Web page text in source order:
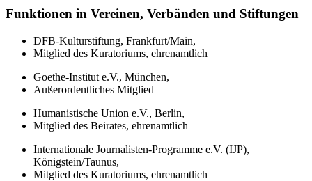
Funktionen in Vereinen, Verbänden und Stiftungen
DFB-Kulturstiftung, Frankfurt/Main,
Mitglied des Kuratoriums, ehrenamtlich
Goethe-Institut e.V., München,
Außerordentliches Mitglied
Humanistische Union e.V., Berlin,
Mitglied des Beirates, ehrenamtlich
Internationale Journalisten-Programme e.V. (IJP),
Königstein/Taunus,
Mitglied des Kuratoriums, ehrenamtlich